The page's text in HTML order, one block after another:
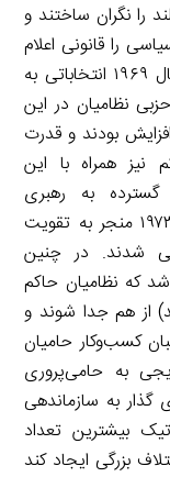
را نگران ساختند و
را قانونی اعلام
کنند و انتخابات محدودی برگزار کنند. در سال ۱۹۶۹ انتخاباتی به
نظامیان در این
بودند و قدرت
نیز همراه با این
گسترده به رهبری
دانشجویان و سرکوب خونین آن در سال ۱۹۷۳ منجر به تقویت
شدند. در چنین
که نظامیان حاکم
از هم جدا شوند و
کسب‌وکار حامیان
به حامی‌پروری
سال ۱۹۷۵ نشانه‌ی گذار به سازماندهی
بیشترین تعداد
بزرگی ایجاد کند